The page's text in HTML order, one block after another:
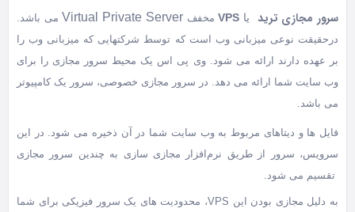
سرور مجازی ترید یا VPS مخفف Virtual Private Serverمی باشد.
درحقیقت نوعی میزبانی وب است که توسط شرکتهایی که میزبانی وب را
بر عهده دارند ارائه می شود.
وی پی اس یک محیط سرور مجازی را برای
وب سایت شما ارائه می دهد. در سرور مجازی خصوصی، سرور یک کامپیوتر
می باشد.
فایل ها و دیتاهای مربوط به وب سایت شما در آن ذخیره می شود. در این
سرویس، سرور از طریق نرم‌افزار مجازی سازی به چندین سرور مجازی
تقسیم می شود.
به دلیل مجازی بودن این VPS، محدودیت های یک سرور فیزیکی برای شما